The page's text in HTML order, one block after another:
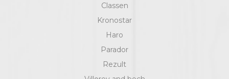
Classen
Kronostar
Haro
Parador
Rezult